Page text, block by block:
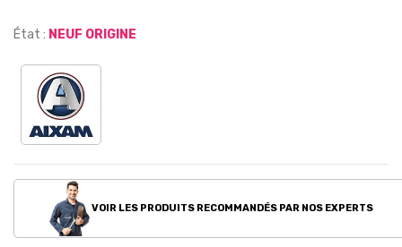
État : NEUF ORIGINE
VOIR LES PRODUITS RECOMMANDÉS PAR NOS EXPERTS